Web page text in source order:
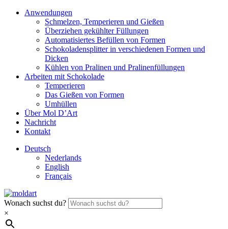
Anwendungen
Schmelzen, Temperieren und Gießen
Überziehen gekühlter Füllungen
Automatisiertes Befüllen von Formen
Schokoladensplitter in verschiedenen Formen und
Dicken
Kühlen von Pralinen und Pralinenfüllungen
Arbeiten mit Schokolade
Temperieren
Das Gießen von Formen
Umhüllen
Über Mol D’Art
Nachricht
Kontakt
Deutsch
Nederlands
English
Français
Wonach suchst du?
×